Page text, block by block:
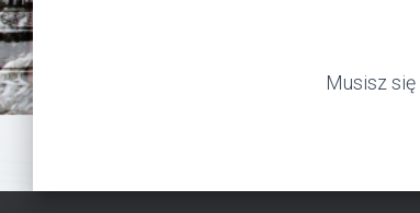
Musisz się